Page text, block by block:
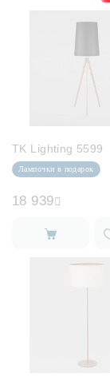
TK Lighting 5599
Лампочки в подарок
18 939